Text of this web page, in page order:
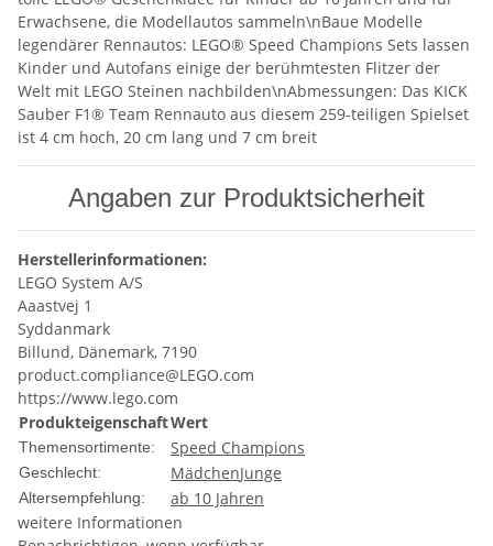
Erwachsene, die Modellautos sammeln\nBaue Modelle
legendärer Rennautos: LEGO® Speed Champions Sets lassen
Kinder und Autofans einige der berühmtesten Flitzer der
Welt mit LEGO Steinen nachbilden\nAbmessungen: Das KICK
Sauber F1® Team Rennauto aus diesem 259-teiligen Spielset
ist 4 cm hoch, 20 cm lang und 7 cm breit
Angaben zur Produktsicherheit
Herstellerinformationen:
LEGO System A/S
Aaastvej 1
Syddanmark
Billund, Dänemark, 7190
product.compliance@LEGO.com
https://www.lego.com
ProdukteigenschaftWert
Themensortimente: Speed Champions
Geschlecht: MädchenJunge
Altersempfehlung:
ab 10 Jahren
weitere Informationen